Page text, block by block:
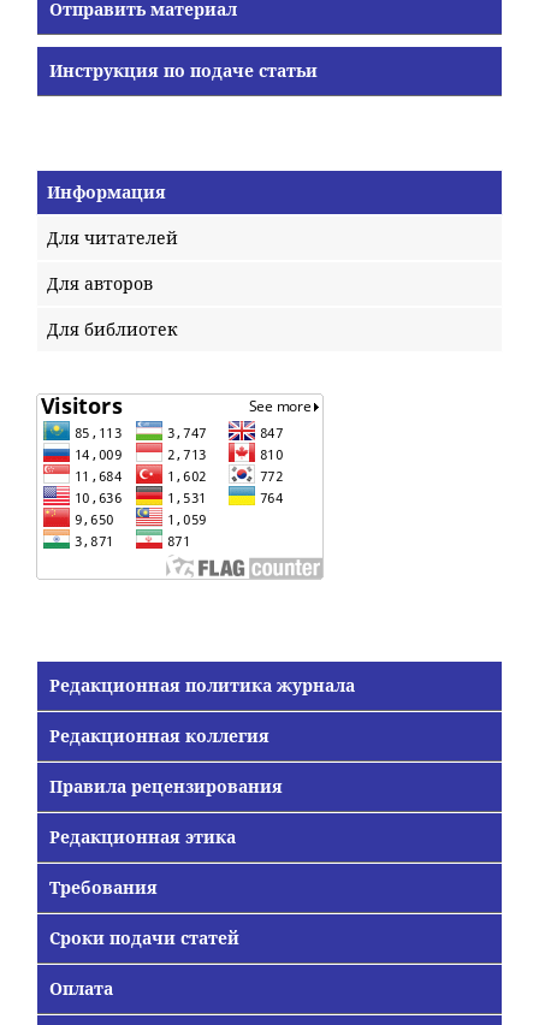
Отправить материал
Инструкция по подаче статьи
Информация
Для читателей
Для авторов
Для библиотек
Редакционная политика журнала
Редакционная коллегия
Правила рецензирования
Редакционная этика
Требования
Сроки подачи статей
Оплата